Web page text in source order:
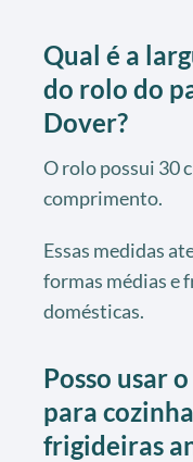
Qual é a
do rolo do
Dover?
O rolo possui 30
comprimento.
Essas medidas
formas médias e
domésticas.
Posso usar
para
frigideiras